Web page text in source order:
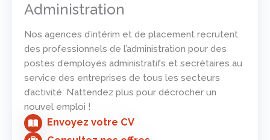
Administration
Nos agences d’intérim et de placement recrutent
des professionnels de l’administration pour des
postes d’employés administratifs et secrétaires au
service des entreprises de tous les secteurs
d’activité. N’attendez plus pour décrocher un
nouvel emploi !
Envoyez votre CV